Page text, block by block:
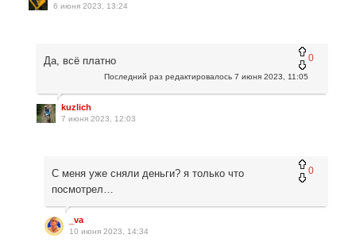
6 июня 2023, 13:24
0
Да, всё платно
Последний раз редактировалось 7 июня 2023, 11:05
kuzlich
7 июня 2023, 12:03
0
С меня уже сняли деньги? я только что
посмотрел…
_va
10 июня 2023, 14:34